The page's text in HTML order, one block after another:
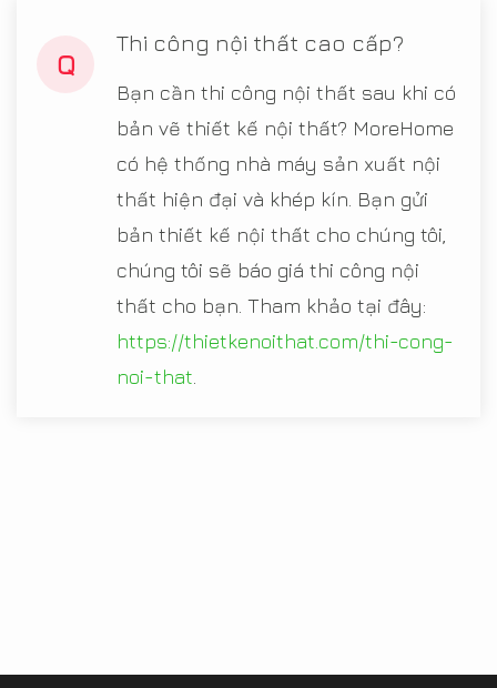
Q
Thi công nội thất cao cấp?
Bạn cần thi công nội thất sau khi có
bản vẽ thiết kế nội thất? MoreHome
có hệ thống nhà máy sản xuất nội
thất hiện đại và khép kín. Bạn gửi
bản thiết kế nội thất cho chúng tôi,
chúng tôi sẽ báo giá thi công nội
thất cho bạn. Tham khảo tại đây:
https://thietkenoithat.com/thi-cong-
noi-that